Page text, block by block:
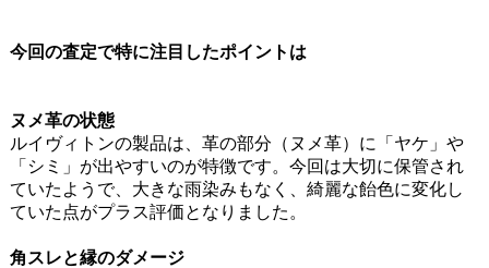
今回の査定で特に注目したポイントは
ヌメ革の状態
ルイヴィトンの製品は、革の部分（ヌメ革）に「ヤケ」や
「シミ」が出やすいのが特徴です。今回は大切に保管され
ていたようで、大きな雨染みもなく、綺麗な飴色に変化し
ていた点がプラス評価となりました。
角スレと縁のダメージ